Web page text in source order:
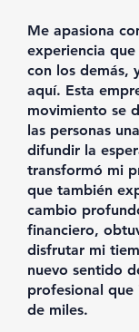
Me apasiona
experiencia
con los demás,
aquí. Esta
movimiento se
las personas
difundir la
transformó mi
que también
cambio
financiero,
disfrutar mi
nuevo sentido
profesional que
de miles.